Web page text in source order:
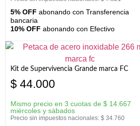
5% OFF abonando con Transferencia
bancaria
10% OFF abonando con Efectivo
Kit de Supervivencia Grande marca FC
$ 44.000
Mismo precio en 3 cuotas de $ 14.667
miércoles y sábados
Precio sin impuestos nacionales: $ 34.760